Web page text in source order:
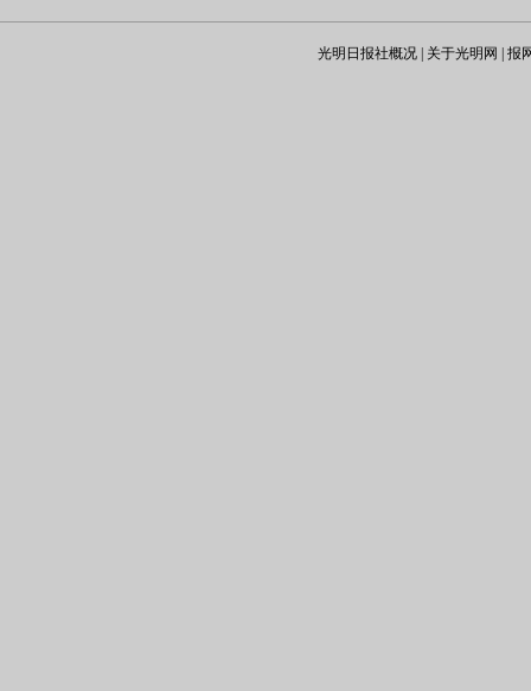
惊险刺激的飞行表演外，最引人注
光明日报社概况 关于光明网 报